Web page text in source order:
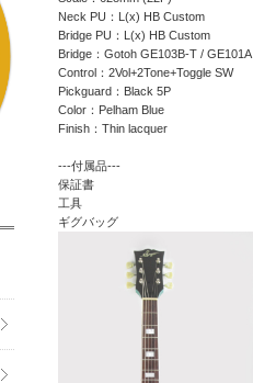
Neck PU：L(x) HB Custom
Bridge PU：L(x) HB Custom
Bridge：Gotoh GE103B-T / GE101A
Control：2Vol+2Tone+Toggle SW
Pickguard：Black 5P
Color：Pelham Blue
Finish：Thin lacquer
---付属品---
保証書
工具
ギグバッグ